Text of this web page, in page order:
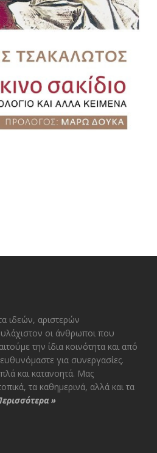
ιδεών, αριστερών
οι άνθρωποι που
την ίδια κοινότητα και από
για συνεργασίες.
και κατανοητά. Μας
τα καθημερινά, αλλά και τα
»